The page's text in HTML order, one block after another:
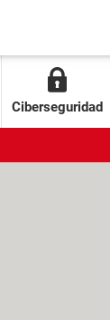
Ciberseguridad